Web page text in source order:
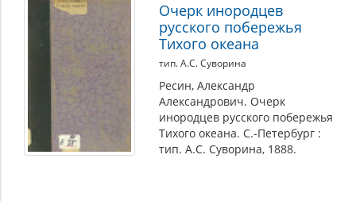
Очерк инородцев
русского побережья
Тихого океана
тип. А.С. Суворина
Ресин, Александр
Александрович. Очерк
инородцев русского побережья
Тихого океана. С.-Петербург :
тип. А.С. Суворина, 1888.